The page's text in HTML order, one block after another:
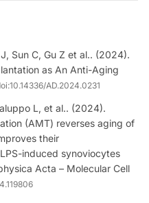
Sun C, Gu Z et al.. (2024).
as An Anti-Aging
10.14336/AD.2024.0231
L, et al.. (2024).
(AMT) reverses aging of
their
induced synoviocytes
Acta – Molecular Cell